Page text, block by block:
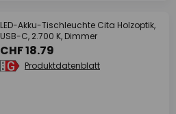
LED-Akku-Tischleuchte Cita Holzoptik,
USB-C, 2.700 K, Dimmer
CHF 18.79
Produktdatenblatt